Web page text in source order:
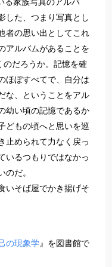
る家族写真のアルバ
した、つまり写真とし
者の思い出としてこれ
アルバムがあることを
のだろうか。記憶を確
ほぼすべてで、自分は
な、ということをアル
幼い頃の記憶であるか
どもの頃へと思いを巡
止められて力なく戻っ
いるつもりではなかっ
のだ。
いそば屋でかき揚げそ
の現象学』を図書館で